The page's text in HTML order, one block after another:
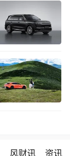
风财讯 资讯